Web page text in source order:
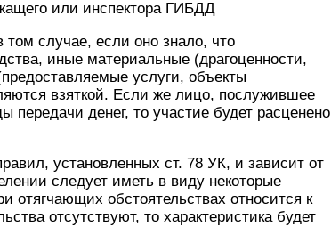
или инспектора ГИБДД
том случае, если оно знало, что
иные материальные (драгоценности,
услуги, объекты
взяткой. Если же лицо, послужившее
денег, то участие будет расценено
установленных ст. 78 УК, и зависит от
следует иметь в виду некоторые
отягчающих обстоятельствах относится к
отсутствуют, то характеристика будет